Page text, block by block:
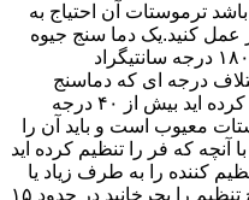
ترموستات آن احتیاج به
عمل کنید.یک دما سنج جیوه
ای در فر گذاشته و درجه فر را روی ۱۸۰ درجه سانتیگراد
۱۰ تا ۲۰ دقیقه اختلاف درجه ای که دماسنج
نشان می دهد با آنچه که فر را تنظیم کرده اید بیش از ۴۰ درجه
معیوب است و باید آن را
که فر را تنظیم کرده اید
کننده را به طرف زیاد یا
کم بچرخانید.هر یک چهارم دور که پیچ تنظیم را بچرخانید در حدود ۱۵